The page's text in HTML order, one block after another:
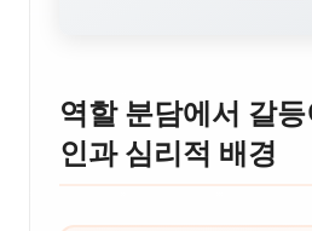
역할 분담에서 갈
인과 심리적 배경